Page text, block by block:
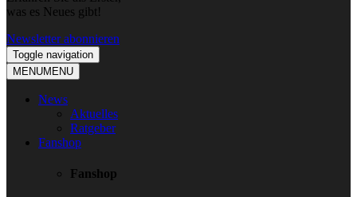
was es Neues gibt!
Newsletter abonnieren
Toggle navigation
MENUMENU
News
Aktuelles
Ratgeber
Fanshop
Fanshop